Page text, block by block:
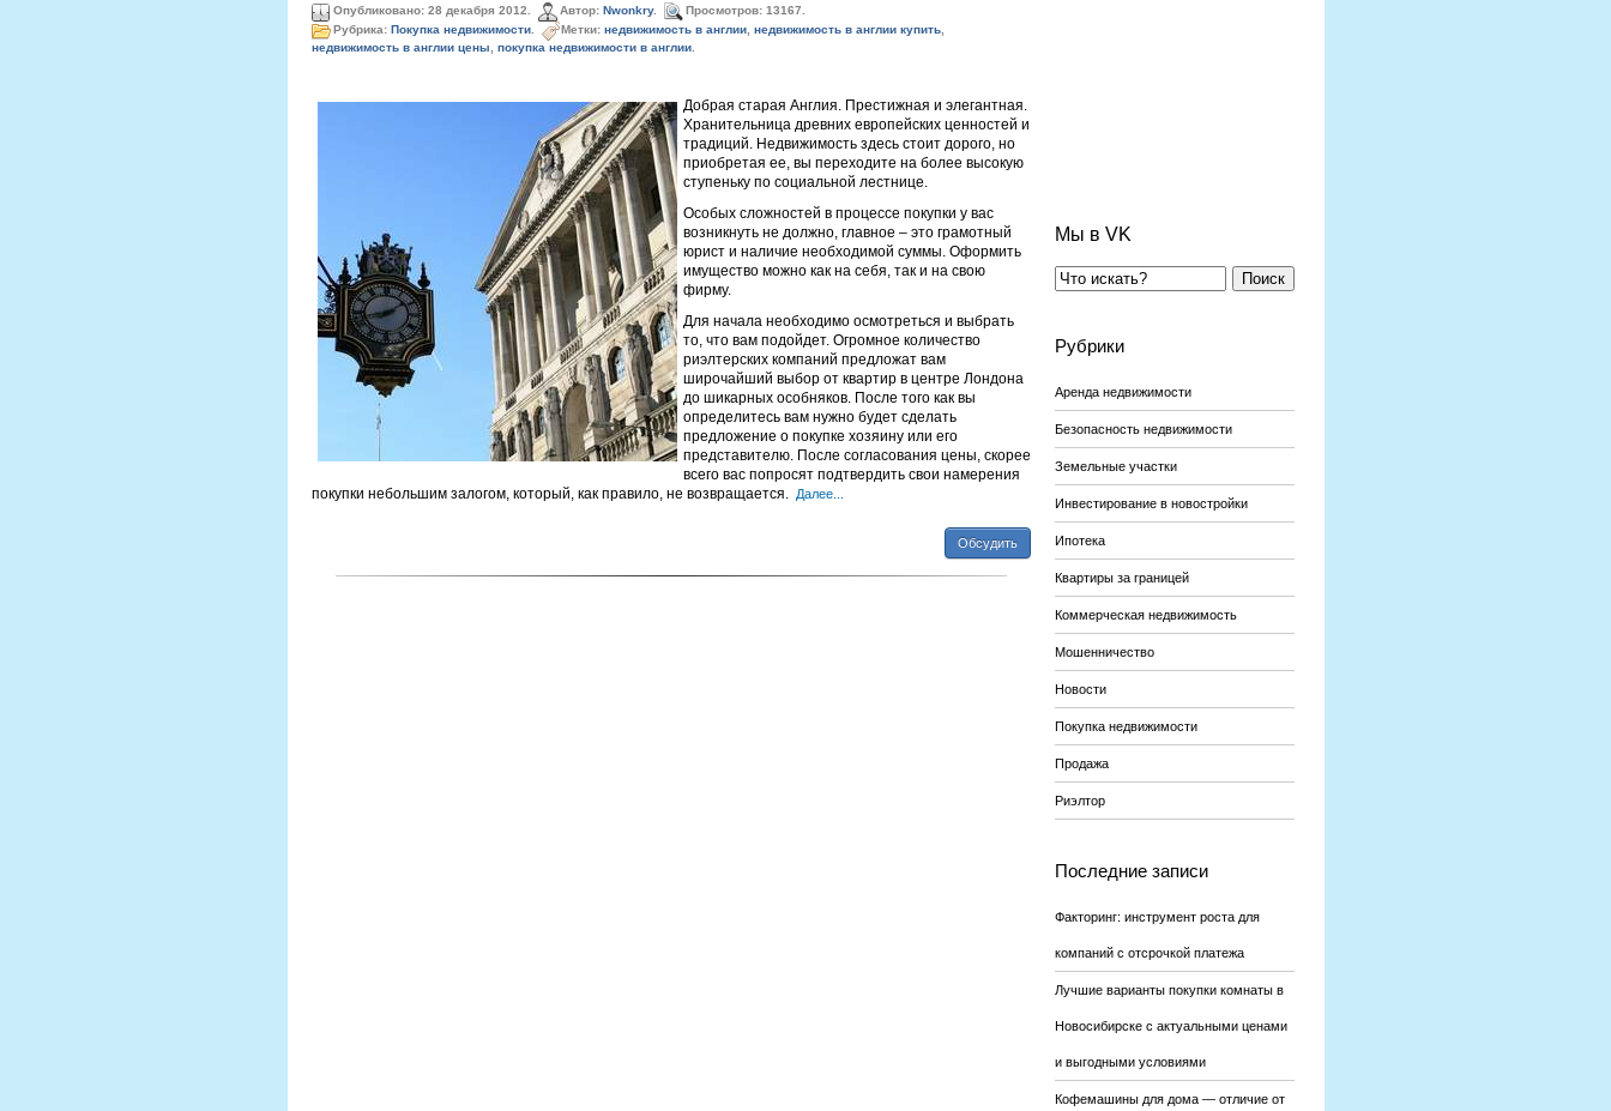
Опубликовано: 28 декабря 2012. Автор: Nwonkry.
Просмотров: 13167.
Рубрика: Покупка недвижимости. Метки: недвижимость в англии, недвижимость в англии купить,
недвижимость в англии цены
покупка недвижимости в англии.
Добрая старая Англия. Престижная и элегантная.
Хранительница древних европейских ценностей и
традиций. Недвижимость здесь стоит дорого, но
приобретая ее, вы переходите на более высокую
ступеньку по социальной лестнице.
Особых сложностей в процессе покупки у вас
возникнуть не должно, главное – это грамотный
юрист и наличие необходимой суммы. Оформить
имущество можно как на себя, так и на свою
фирму.
Для начала необходимо осмотреться и выбрать
то, что вам подойдет. Огромное количество
риэлтерских компаний предложат вам
широчайший выбор от квартир в центре Лондона
до шикарных особняков. После того как вы
определитесь вам нужно будет сделать
предложение о покупке хозяину или его
представителю. После согласования цены, скорее
всего вас попросят подтвердить свои намерения
покупки небольшим залогом, который, как правило, не возвращается. Далее...
Обсудить
Мы в VK
Поиск
Рубрики
Аренда недвижимости
Безопасность недвижимости
Земельные участки
Инвестирование в новостройки
Ипотека
Квартиры за границей
Коммерческая недвижимость
Мошенничество
Новости
Покупка недвижимости
Продажа
Риэлтор
Последние записи
Факторинг: инструмент роста для
компаний с отсрочкой платежа
Лучшие варианты покупки комнаты в
Новосибирске с актуальными ценами
и выгодными условиями
Кофемашины для дома — отличие от